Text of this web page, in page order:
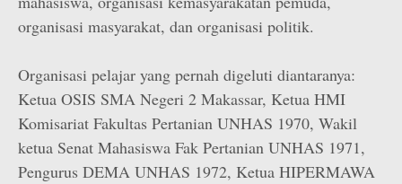
organisasi masyarakat, dan organisasi politik.
Organisasi pelajar yang pernah digeluti diantaranya:
Ketua OSIS SMA Negeri 2 Makassar, Ketua HMI
Komisariat Fakultas Pertanian UNHAS 1970, Wakil
ketua Senat Mahasiswa Fak Pertanian UNHAS 1971,
Pengurus DEMA UNHAS 1972, Ketua HIPERMAWA